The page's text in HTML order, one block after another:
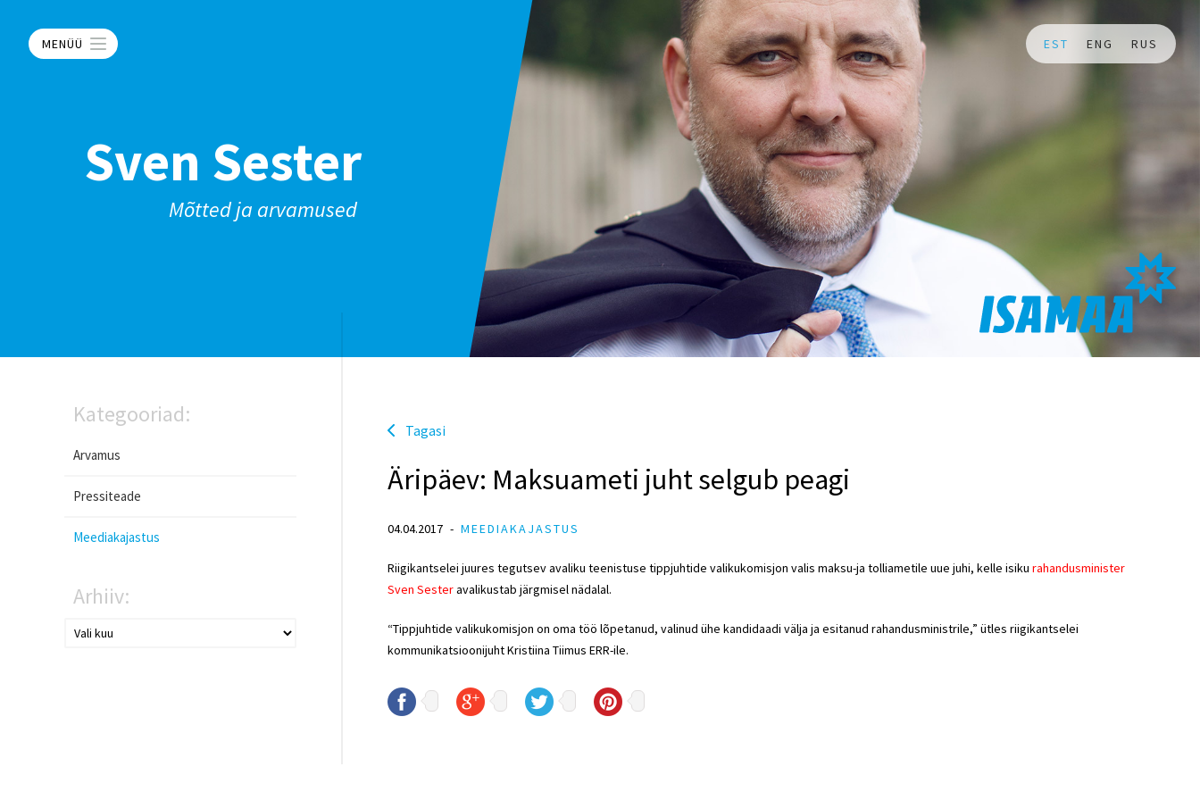
MENÜÜ EST ENG RUS
Sven Sester
Mõtted ja arvamused
Kategooriad:
Arvamus
Pressiteade
Meediakajastus
Arhiiv:
Tagasi
Äripäev: Maksuameti juht selgub peagi
04.04.2017 MEEDIAKAJASTUS
Riigikantselei juures tegutsev avaliku teenistuse tippjuhtide valikukomisjon valis maksu-ja tolliametile uue juhi, kelle isiku rahandusminister
Sven Sesteravalikustab järgmisel nädalal.
“Tippjuhtide valikukomisjon on oma töö lõpetanud, valinud ühe kandidaadi välja ja esitanud rahandusministrile,” ütles riigikantselei
kommunikatsioonijuht Kristiina Tiimus ERR-ile.